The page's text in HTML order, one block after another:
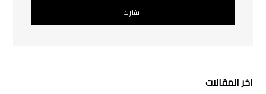
اخر المقالات